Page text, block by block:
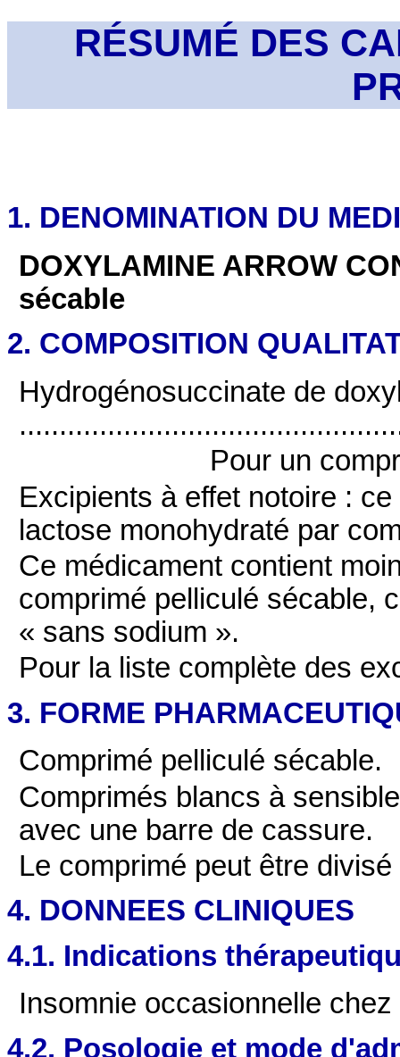
RÉSUMÉ DES
1. DENOMINATION DU
DOXYLAMINE ARROW
sécable
2. COMPOSITION
Hydrogénosuccinate de
Pour un
Excipients à effet notoire :
lactose monohydraté par
Ce médicament contient
comprimé pelliculé sécable,
« sans sodium ».
Pour la liste complète des
3. FORME
Comprimé pelliculé sécable.
Comprimés blancs à
avec une barre de cassure.
Le comprimé peut être
4. DONNEES CLINIQUES
4.1. Indications
Insomnie occasionnelle chez
4.2. Posologie et mode